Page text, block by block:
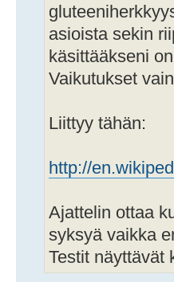
asioista sekin
käsittääkseni
Vaikutukset
Liittyy tähän:
http://
Ajattelin ottaa
syksyä vaikka
Testit näyttävät